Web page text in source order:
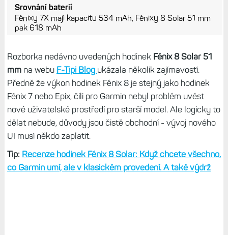
Srovnání baterií
Fénixy 7X mají kapacitu 534 mAh, Fénixy 8 Solar 51 mm
pak 618 mAh
Rozborka nedávno uvedených hodinek Fénix 8 Solar 51
mmna webu F-Tipi Blog ukázala několik zajímavostí.
Předně že výkon hodinek Fénix 8 je stejný jako hodinek
Fénix 7 nebo Epix, čili pro Garmin nebyl problém uvést
nové uživatelské prostředí pro starší model. Ale logicky to
dělat nebude, důvody jsou čistě obchodní - vývoj nového
UI musí někdo zaplatit.
Tip: Recenze hodinek Fénix 8 Solar: Když chcete všechno,
co Garmin umí, ale v klasickém provedení. A také výdrž